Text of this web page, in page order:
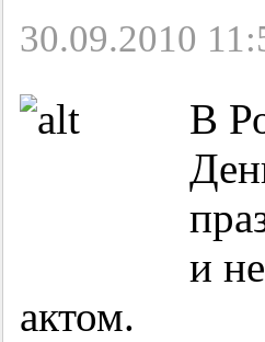
30.09.2010
В
и
актом.